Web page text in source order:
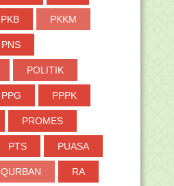
PKB PKKM
PNS
POLITIK
PPG PPPK
PROMES
PTS PUASA
QURBAN RA